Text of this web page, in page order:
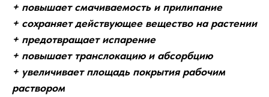
+ повышает смачиваемость и прилипание
+ сохраняет действующее вещество на растении
+ предотвращает испарение
+ повышает транслокацию и абсорбцию
+ увеличивает площадь покрытия рабочим
раствором